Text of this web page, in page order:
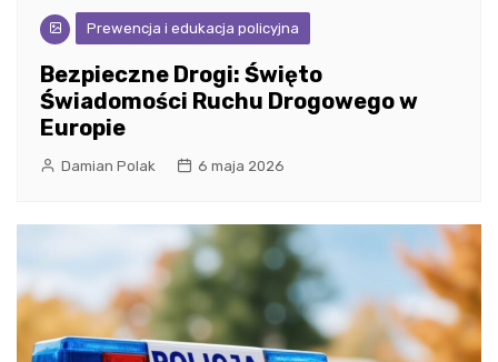
Prewencja i edukacja policyjna
Bezpieczne Drogi: Święto
Świadomości Ruchu Drogowego w
Europie
Damian Polak 6 maja 2026